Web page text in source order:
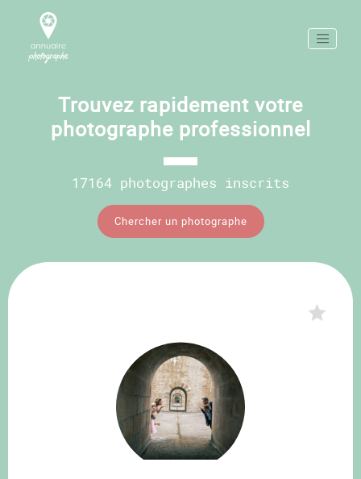
Trouvez rapidement votre
photographe professionnel
17164 photographes inscrits
Chercher un photographe